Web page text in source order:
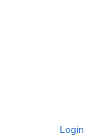
Login